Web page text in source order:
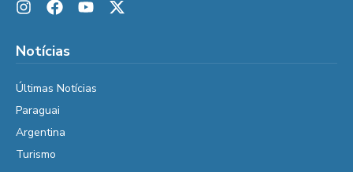
Notícias
Últimas Notícias
Paraguai
Argentina
Turismo